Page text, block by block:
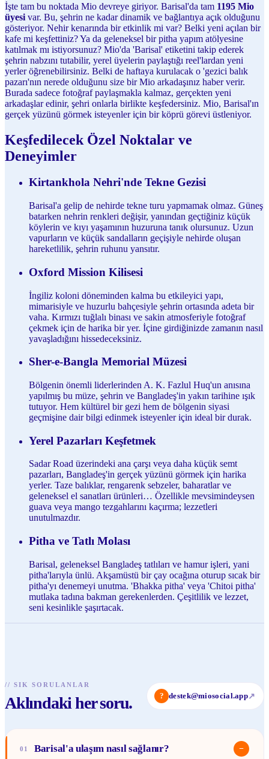
İşte tam bu noktada Mio devreye giriyor. Barisal'da tam 1195 Mio
üyesi var. Bu, şehrin ne kadar dinamik ve bağlantıya açık olduğunu
gösteriyor. Nehir kenarında bir etkinlik mi var? Belki yeni açılan bir
kafe mi keşfettiniz? Ya da geleneksel bir pitha yapım atölyesine
katılmak mı istiyorsunuz? Mio'da 'Barisal' etiketini takip ederek
şehrin nabzını tutabilir, yerel üyelerin paylaştığı reel'lardan yeni
yerler öğrenebilirsiniz. Belki de haftaya kurulacak o 'gezici balık
pazarı'nın nerede olduğunu size bir Mio arkadaşınız haber verir.
Burada sadece fotoğraf paylaşmakla kalmaz, gerçekten yeni
arkadaşlar edinir, şehri onlarla birlikte keşfedersiniz. Mio, Barisal'ın
gerçek yüzünü görmek isteyenler için bir köprü görevi üstleniyor.
Keşfedilecek Özel Noktalar ve
Deneyimler
Kirtankhola Nehri'nde Tekne Gezisi
Barisal'a gelip de nehirde tekne turu yapmamak olmaz. Güneş
batarken nehrin renkleri değişir, yanından geçtiğiniz küçük
köylerin ve kıyı yaşamının huzuruna tanık olursunuz. Uzun
vapurların ve küçük sandalların geçişiyle nehirde oluşan
hareketlilik, şehrin ruhunu yansıtır.
Oxford Mission Kilisesi
İngiliz koloni döneminden kalma bu etkileyici yapı,
mimarisiyle ve huzurlu bahçesiyle şehrin ortasında adeta bir
vaha. Kırmızı tuğlalı binası ve sakin atmosferiyle fotoğraf
çekmek için de harika bir yer. İçine girdiğinizde zamanın nasıl
yavaşladığını hissedeceksiniz.
Sher-e-Bangla Memorial Müzesi
Bölgenin önemli liderlerinden A. K. Fazlul Huq'un anısına
yapılmış bu müze, şehrin ve Bangladeş'in yakın tarihine ışık
tutuyor. Hem kültürel bir gezi hem de bölgenin siyasi
geçmişine dair bilgi edinmek isteyenler için ideal bir durak.
Yerel Pazarları Keşfetmek
Sadar Road üzerindeki ana çarşı veya daha küçük semt
pazarları, Bangladeş'in gerçek yüzünü görmek için harika
yerler. Taze balıklar, rengarenk sebzeler, baharatlar ve
geleneksel el sanatları ürünleri… Özellikle mevsimindeysen
guava veya mango tezgahlarını kaçırma; lezzetleri
unutulmazdır.
Pitha ve Tatlı Molası
Barisal, geleneksel Bangladeş tatlıları ve hamur işleri, yani
pitha'larıyla ünlü. Akşamüstü bir çay ocağına oturup sıcak bir
pitha'yı denemeyi unutma. 'Bhakka pitha' veya 'Chitoi pitha'
mutlaka tadına bakman gerekenlerden. Çeşitlilik ve lezzet,
seni kesinlikle şaşırtacak.
// SIK SORULANLAR
Aklındaki her soru. ? destek@miosocial.app↗
01 Barisal'a ulaşım nasıl sağlanır? −